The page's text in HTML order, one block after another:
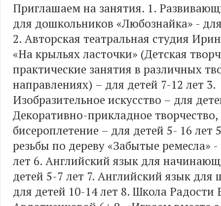
Приглашаем на занятия. 1.
для дошкольников «Любознайка» -
2. Авторская театральная студия
«На крыльях ласточки» (Детская
практические занятия в различных
направлениях) – для детей 7-12 лет 3.
Изобразительное искусство – для
Декоративно-прикладное творчество,
бисероплетение – для детей 5- 16 лет
резьбы по дереву «Забытые ремесла» -
лет 6. Английский язык для
детей 5-7 лет 7. Английский язык для
для детей 10-14 лет 8. Школа Радости